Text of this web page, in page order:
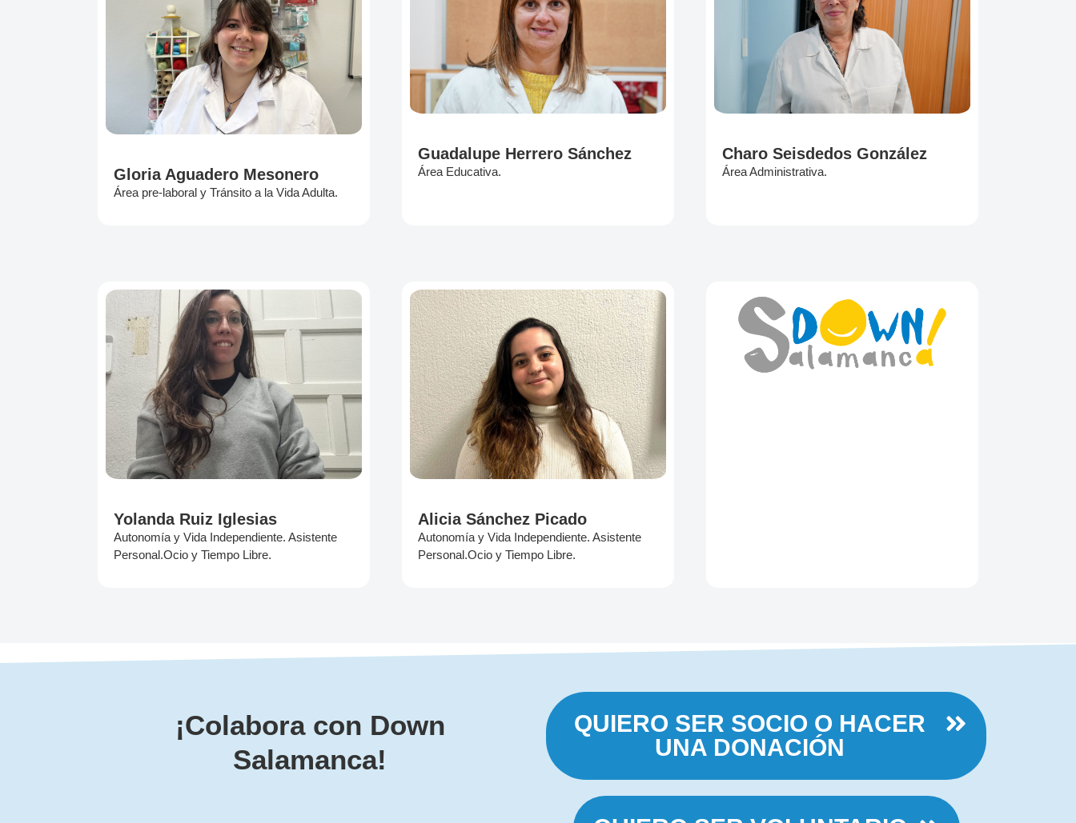
Gloria Aguadero Mesonero
Área pre-laboral y Tránsito a la Vida Adulta.
Guadalupe Herrero Sánchez
Área Educativa.
Charo Seisdedos González
Área Administrativa.
Yolanda Ruiz Iglesias
Autonomía y Vida Independiente. Asistente
Personal.Ocio y Tiempo Libre.
Alicia Sánchez Picado
Autonomía y Vida Independiente. Asistente
Personal.Ocio y Tiempo Libre.
¡Colabora con Down
Salamanca!
QUIERO SER SOCIO O HACER
UNA DONACIÓN